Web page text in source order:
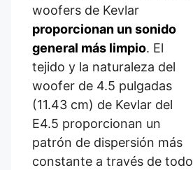
woofers de Kevlar
proporcionan un sonido
general más limpio. El
tejido y la naturaleza del
woofer de 4.5 pulgadas
(11.43 cm) de Kevlar del
E4.5 proporcionan un
patrón de dispersión más
constante a través de todo